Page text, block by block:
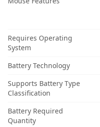
Requires Operating
System
Battery Technology
Supports Battery Type
Classification
Battery Required
Quantity